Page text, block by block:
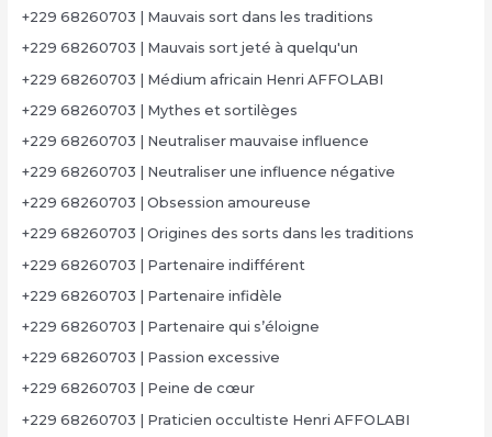
+229 68260703 | Mauvais sort dans les traditions
+229 68260703 | Mauvais sort jeté à quelqu'un
+229 68260703 | Médium africain Henri AFFOLABI
+229 68260703 | Mythes et sortilèges
+229 68260703 | Neutraliser mauvaise influence
+229 68260703 | Neutraliser une influence négative
+229 68260703 | Obsession amoureuse
+229 68260703 | Origines des sorts dans les traditions
+229 68260703 | Partenaire indifférent
+229 68260703 | Partenaire infidèle
+229 68260703 | Partenaire qui s’éloigne
+229 68260703 | Passion excessive
+229 68260703 | Peine de cœur
+229 68260703 | Praticien occultiste Henri AFFOLABI